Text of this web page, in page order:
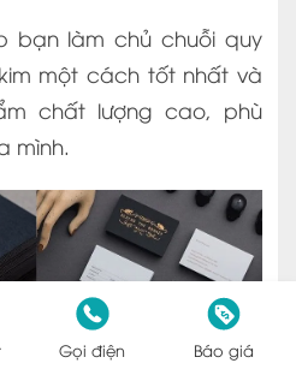
bạn làm chủ chuỗi quy
một cách tốt nhất và
chất lượng cao, phù
mình.
Gọi điện Báo giá